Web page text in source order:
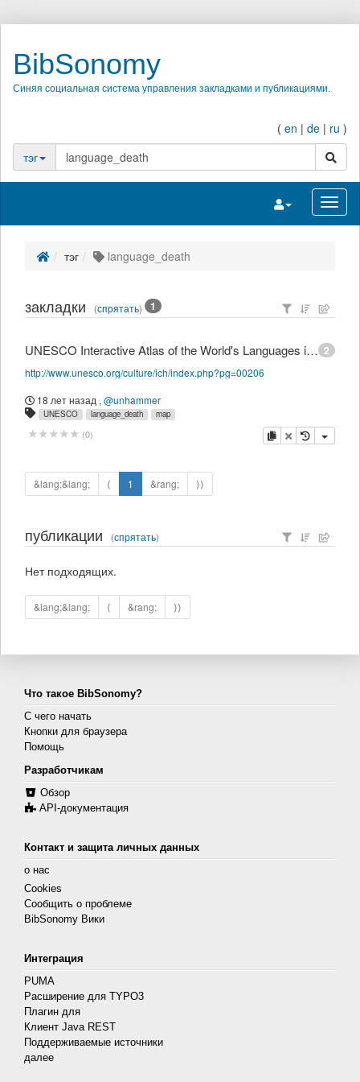
BibSonomy
Синяя социальная система управления закладками и публикациями.
( en | de | ru )
тэг
поиск
Переключить
тэг language_death
закладки (спрятать) 1
2
UNESCO Interactive Atlas of the World's Languages in Danger
http://www.unesco.org/culture/ich/index.php?pg=00206
18 лет назад , @unhammer
UNESCO language_death map
(0) копировать
удалить
&lang;&lang; ⟨ 1 &rang; ⟩⟩
публикации (спрятать)
Нет подходящих.
&lang;&lang; ⟨ &rang; ⟩⟩
Что такое BibSonomy?
С чего начать
Кнопки для браузера
Помощь
Разработчикам
Обзор
API-документация
Контакт и защита личных данных
о нас
Cookies
Сообщить о проблеме
BibSonomy Вики
Интеграция
PUMA
Расширение для TYPO3
Плагин для
Клиент Java REST
Поддерживаемые источники
далее